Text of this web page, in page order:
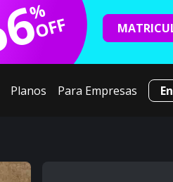
%
OFF
Planos Para Empresas